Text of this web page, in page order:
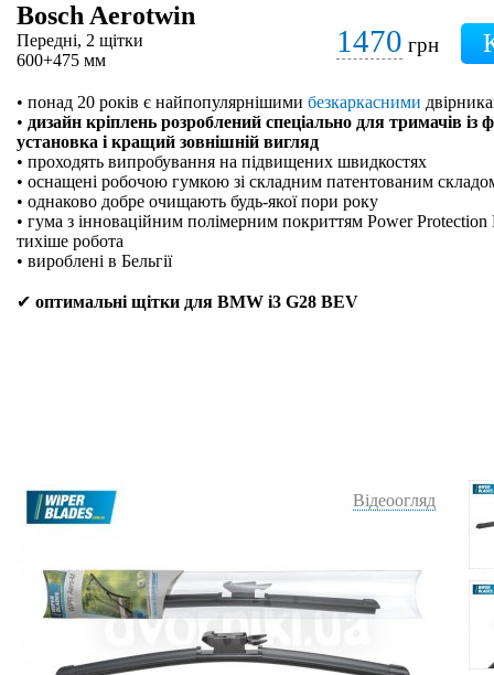
Bosch Aerotwin
Передні, 2 щітки
600+475 мм
1470 грн
• понад 20 років є найпопулярнішими безкаркасними
• дизайн кріплень розроблений спеціально для тримачів із
установка і кращий зовнішній вигляд
• проходять випробування на підвищених швидкостях
• оснащені робочою гумкою зі складним патентованим
• однаково добре очищають будь-якої пори року
• гума з інноваційним полімерним покриттям Power
тихіше робота
• вироблені в Бельгії
✔ оптимальні щітки для BMW i3 G28 BEV
Відеоогляд